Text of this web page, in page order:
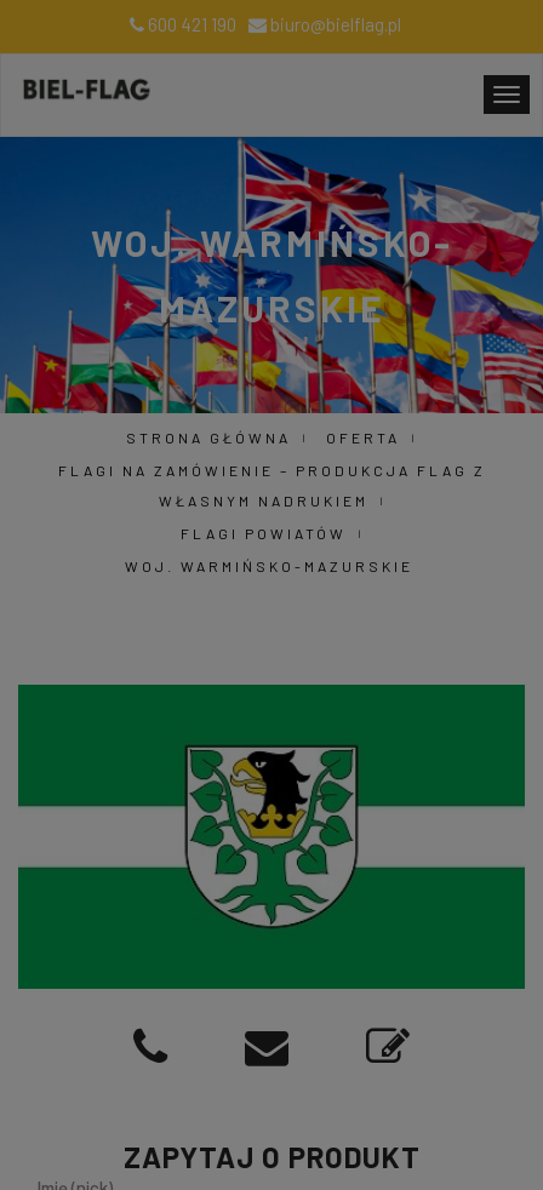
600 421 190 biuro@bielflag.pl
WOJ. WARMIŃSKO-
MAZURSKIE
STRONA GŁÓWNA
OFERTA
FLAGI NA ZAMÓWIENIE – PRODUKCJA FLAG Z
WŁASNYM NADRUKIEM
FLAGI POWIATÓW
WOJ. WARMIŃSKO-MAZURSKIE
ZAPYTAJ O PRODUKT